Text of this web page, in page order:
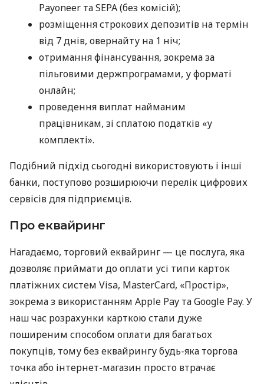
Payoneer та SEPA (без комісій);
розміщення строкових депозитів на термін
від 7 днів, овернайту на 1 ніч;
отримання фінансування, зокрема за
пільговими держпрограмами, у форматі
онлайн;
проведення виплат найманим
працівникам, зі сплатою податків «у
комплекті».
Подібний підхід сьогодні використовують і інші
банки, поступово розширюючи перелік цифрових
сервісів для підприємців.
Про еквайринг
Нагадаємо, торговий еквайринг — це послуга, яка
дозволяє приймати до оплати усі типи карток
платіжних систем Visa, MasterCard, «Простір»,
зокрема з використанням Apple Pay та Google Pay. У
наш час розрахунки карткою стали дуже
поширеним способом оплати для багатьох
покупців, тому без еквайрингу будь-яка торгова
точка або інтернет-магазин просто втрачає